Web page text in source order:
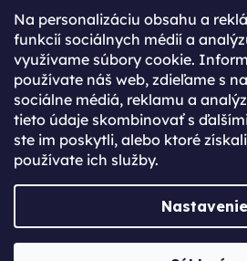
Na personalizáciu obsahu a
funkcií sociálnych médií a
využívame súbory cookie.
používate náš web, zdieľame s
sociálne médiá, reklamu a
tieto údaje skombinovať s
ste im poskytli, alebo ktoré
používate ich služby.
Nastavenie
Ešte nemáte účet?
Rýchlejší nákup vďaka uloženým
Prehľad o stave objednávky
Kompletná história objednávok
Špeciálne akcie, novinky a zľavy
Vytvoril Shoptet Premium